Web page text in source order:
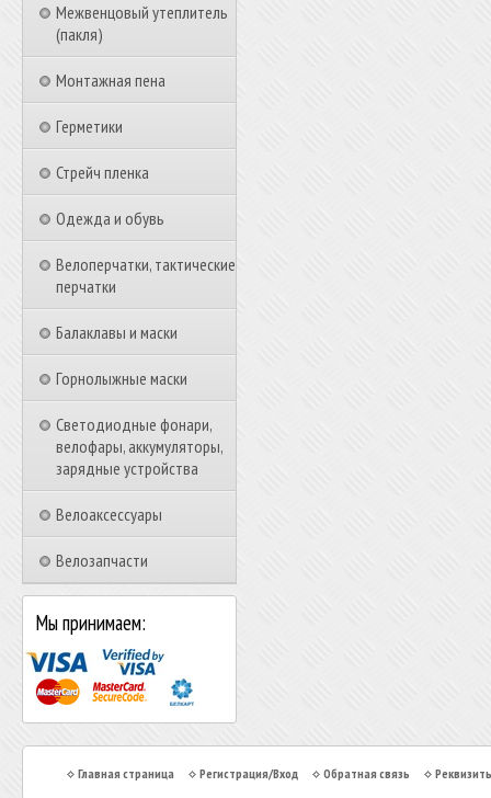
Межвенцовый утеплитель
(пакля)
Монтажная пена
Герметики
Стрейч пленка
Одежда и обувь
Велоперчатки, тактические
перчатки
Балаклавы и маски
Горнолыжные маски
Светодиодные фонари,
велофары, аккумуляторы,
зарядные устройства
Велоаксессуары
Велозапчасти
Мы принимаем:
Главная страница Регистрация/Вход Обратная связь